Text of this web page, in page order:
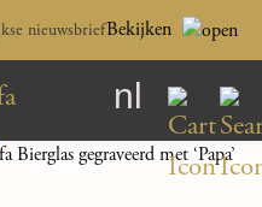
nieuwsbriefBekijken
nl
Bierglas gegraveerd met ‘Papa’